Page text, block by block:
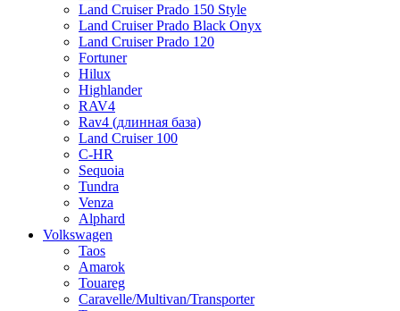
Land Cruiser Prado 150 Style
Land Cruiser Prado Black Onyx
Land Cruiser Prado 120
Fortuner
Hilux
Highlander
RAV4
Rav4 (длинная база)
Land Cruiser 100
C-HR
Sequoia
Tundra
Venza
Alphard
Volkswagen
Taos
Amarok
Touareg
Caravelle/Multivan/Transporter